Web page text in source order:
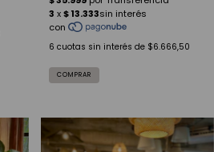
6 cuotas sin interés de $6.666,50